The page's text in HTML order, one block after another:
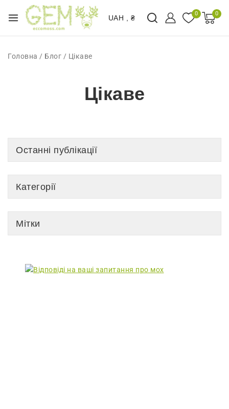
UAH , ₴
0 0
Головна / Блог / Цікаве
Цікаве
Останні публікації
Категорії
Мітки